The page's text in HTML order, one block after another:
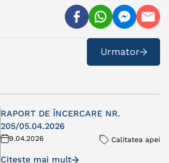
Urmator
RAPORT DE ÎNCERCARE NR.
205/05.04.2026
9.04.2026 Calitatea apei
Citeste mai mult